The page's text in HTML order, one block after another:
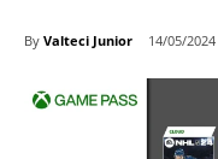
By Valteci Junior 14/05/2024